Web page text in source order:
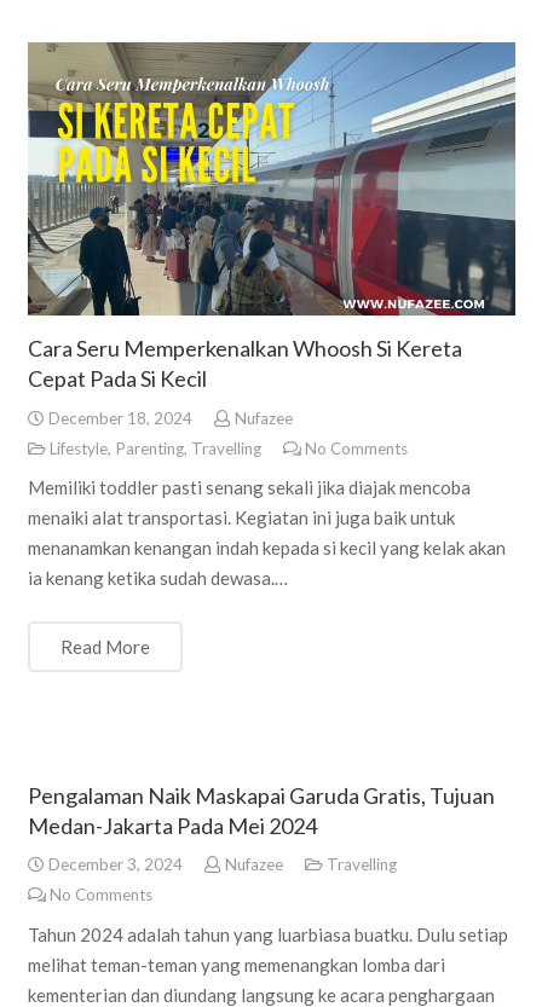
Cara Seru Memperkenalkan Whoosh Si Kereta
Cepat Pada Si Kecil
December 18, 2024
Nufazee
Lifestyle, Parenting, Travelling No Comments
Memiliki toddler pasti senang sekali jika diajak mencoba
menaiki alat transportasi. Kegiatan ini juga baik untuk
menanamkan kenangan indah kepada si kecil yang kelak akan
ia kenang ketika sudah dewasa.…
Read More
Pengalaman Naik Maskapai Garuda Gratis, Tujuan
Medan-Jakarta Pada Mei 2024
December 3, 2024 Nufazee
Travelling
No Comments
Tahun 2024 adalah tahun yang luarbiasa buatku. Dulu setiap
melihat teman-teman yang memenangkan lomba dari
kementerian dan diundang langsung ke acara penghargaan